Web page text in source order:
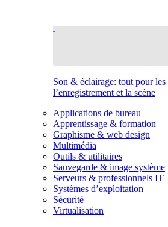
Son & éclairage: tout pour les
l’enregistrement et la scène
Applications de bureau
Apprentissage & formation
Graphisme & web design
Multimédia
Outils & utilitaires
Sauvegarde & image système
Serveurs & professionnels IT
Systèmes d’exploitation
Sécurité
Virtualisation